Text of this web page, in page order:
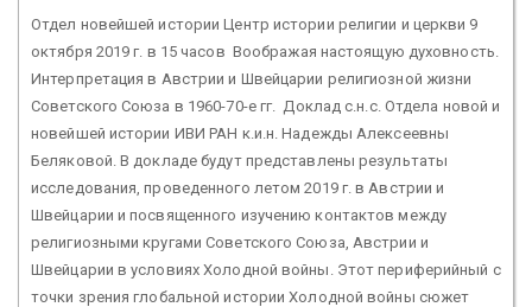
Отдел новейшей истории Центр истории религии и церкви 9
октября 2019 г. в 15 часов Воображая настоящую духовность.
Интерпретация в Австрии и Швейцарии религиозной жизни
Советского Союза в 1960-70-е гг. Доклад с.н.с. Отдела новой и
новейшей истории ИВИ РАН к.и.н. Надежды Алексеевны
Беляковой. В докладе будут представлены результаты
исследования, проведенного летом 2019 г. в Австрии и
Швейцарии и посвященного изучению контактов между
религиозными кругами Советского Союза, Австрии и
Швейцарии в условиях Холодной войны. Этот периферийный с
точки зрения глобальной истории Холодной войны сюжет